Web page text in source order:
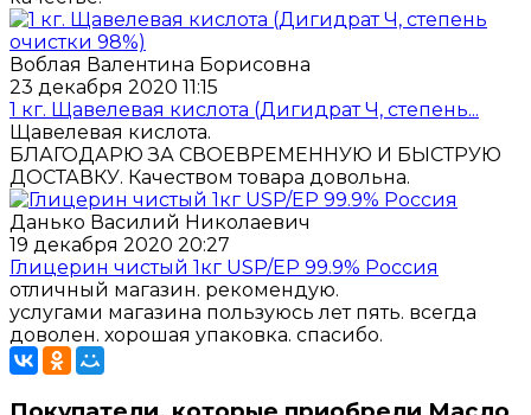
Воблая Валентина Борисовна
23 декабря 2020 11:15
1 кг. Щавелевая кислота (Дигидрат Ч, степень...
Щавелевая кислота.
БЛАГОДАРЮ ЗА СВОЕВРЕМЕННУЮ И БЫСТРУЮ
ДОСТАВКУ. Качеством товара довольна.
Данько Василий Николаевич
19 декабря 2020 20:27
Глицерин чистый 1кг USP/EP 99.9% Россия
отличный магазин. рекомендую.
услугами магазина пользуюсь лет пять. всегда
доволен. хорошая упаковка. спасибо.